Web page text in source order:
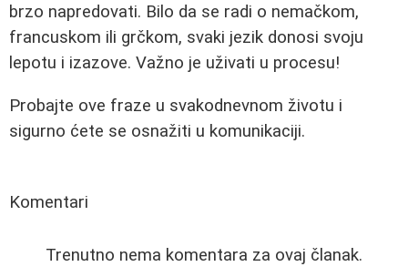
brzo napredovati. Bilo da se radi o nemačkom,
francuskom ili grčkom, svaki jezik donosi svoju
lepotu i izazove. Važno je uživati u procesu!
Probajte ove fraze u svakodnevnom životu i
sigurno ćete se osnažiti u komunikaciji.
Komentari
Trenutno nema komentara za ovaj članak.